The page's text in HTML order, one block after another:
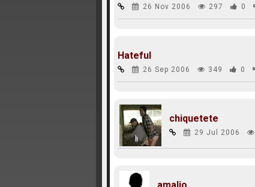
26 Nov 2006 297 0
Hateful
26 Sep 2006 349 0
chiquetete
29 Jul 2006
amalio